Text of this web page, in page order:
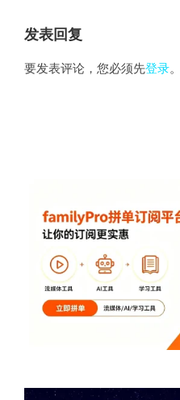
发表回复
要发表评论，您必须先登录。